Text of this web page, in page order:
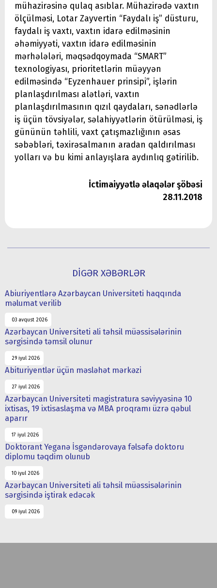
mühazirəsinə qulaq asıblar. Mühazirədə vaxtın
ölçülməsi, Lotar Zayvertin “Faydalı iş” düsturu,
faydalı iş vaxtı, vaxtın idarə edilməsinin
əhəmiyyəti, vaxtın idarə edilməsinin
mərhələləri, məqsədqoymada “SMART”
texnologiyası, prioritetlərin müəyyən
edilməsində “Eyzenhauer prinsipi”, işlərin
planlaşdırılması alətləri, vaxtın
planlaşdırılmasının qızıl qaydaları, sənədlərlə
iş üçün tövsiyələr, səlahiyyətlərin ötürülməsi, iş
gününün təhlili, vaxt çatışmazlığının əsas
səbəbləri, təxirəsalmanın aradan qaldırılması
yolları və bu kimi anlayışlara aydınlıq gətirilib.
İctimaiyyətlə əlaqələr şöbəsi
28.11.2018
DİGƏR XƏBƏRLƏR
Abiuriyentlərə Azərbaycan Universiteti haqqında
məlumat verilib
03 avqust 2026
Azərbaycan Universiteti ali təhsil müəssisələrinin
sərgisində təmsil olunur
29 iyul 2026
Abituriyentlər üçün məsləhət mərkəzi
27 iyul 2026
Azərbaycan Universiteti magistratura səviyyəsinə 10
ixtisas, 19 ixtisaslaşma və MBA proqramı üzrə qəbul
aparır
17 iyul 2026
Doktorant Yeganə İsgəndərovaya fəlsəfə doktoru
diplomu təqdim olunub
10 iyul 2026
Azərbaycan Universiteti ali təhsil müəssisələrinin
sərgisində iştirak edəcək
09 iyul 2026